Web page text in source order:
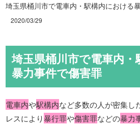
埼玉県桶川市で電車内・駅構内における
2020/03/29
埼玉県桶川市で電車内
暴力事件で傷害罪
電車内や駅構内など多数の人が密集し
レスにより暴行罪や傷害罪などの暴力